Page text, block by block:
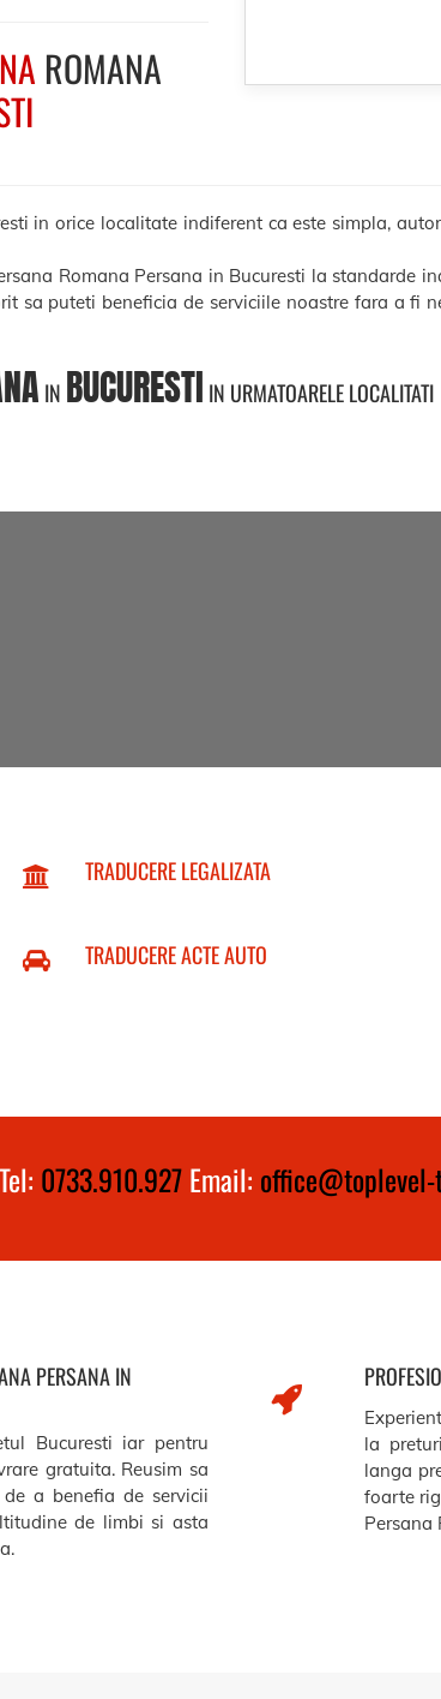
ROMANA
in orice localitate indiferent ca este simpla,
Romana Persana in Bucuresti la standarde
sa puteti beneficia de serviciile noastre fara a fi
IN BUCURESTI IN URMATOARELE LOCALITATI
TRADUCERE LEGALIZATA
TRADUCERE ACTE AUTO
0733.910.927Email:
PERSANA IN
Bucuresti iar pentru
gratuita. Reusim sa
a benefia de servicii
de limbi si asta
la
langa
foarte
Persana